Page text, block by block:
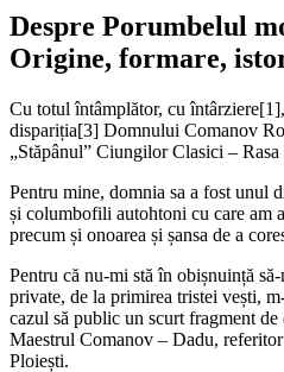
Despre Porumbelul
Origine, formare,
Cu totul întâmplător, cu
dispariția[3] Domnului Comanov
„Stăpânul” Ciungilor Clasici – Rasa
Pentru mine, domnia sa a fost unul
și columbofili autohtoni cu care am
precum și onoarea și șansa de a
Pentru că nu-mi stă în obișnuință
private, de la primirea tristei vești,
cazul să public un scurt fragment
Maestrul Comanov – Dadu,
Ploiești.